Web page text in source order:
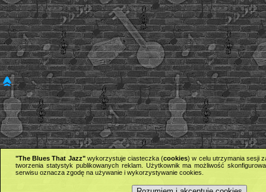
"The Blues That Jazz"wykorzystuje ciasteczka (cookies) w celu utrzymania sesji
tworzenia statystyk publikowanych reklam. Użytkownik ma możliwość
serwisu oznacza zgodę na używanie i wykorzystywanie cookies.